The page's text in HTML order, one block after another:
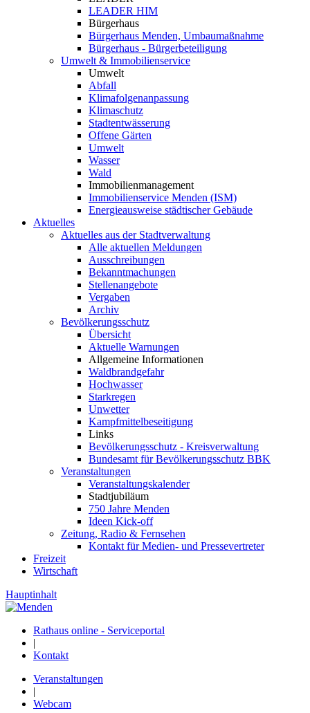
LEADER HIM
Bürgerhaus
Bürgerhaus Menden, Umbaumaßnahme
Bürgerhaus - Bürgerbeteiligung
Umwelt & Immobilienservice
Umwelt
Abfall
Klimafolgenanpassung
Klimaschutz
Stadtentwässerung
Offene Gärten
Umwelt
Wasser
Wald
Immobilienmanagement
Immobilienservice Menden (ISM)
Energieausweise städtischer Gebäude
Aktuelles
Aktuelles aus der Stadtverwaltung
Alle aktuellen Meldungen
Ausschreibungen
Bekanntmachungen
Stellenangebote
Vergaben
Archiv
Bevölkerungsschutz
Übersicht
Aktuelle Warnungen
Allgemeine Informationen
Waldbrandgefahr
Hochwasser
Starkregen
Unwetter
Kampfmittelbeseitigung
Links
Bevölkerungsschutz - Kreisverwaltung
Bundesamt für Bevölkerungsschutz BBK
Veranstaltungen
Veranstaltungskalender
Stadtjubiläum
750 Jahre Menden
Ideen Kick-off
Zeitung, Radio & Fernsehen
Kontakt für Medien- und Pressevertreter
Freizeit
Wirtschaft
Hauptinhalt
Rathaus online - Serviceportal
|
Kontakt
Veranstaltungen
|
Webcam